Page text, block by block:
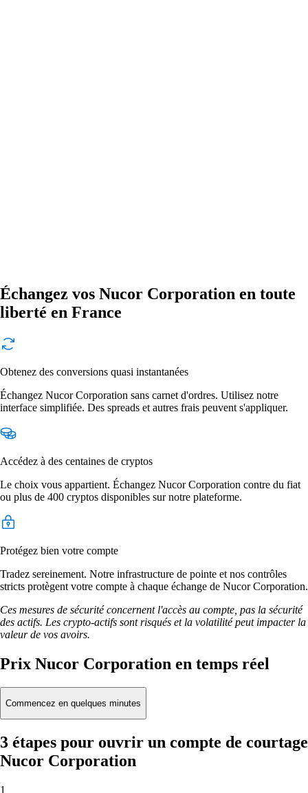
Échangez vos Nucor Corporation en toute
liberté en France
Obtenez des conversions quasi instantanées
Échangez Nucor Corporation sans carnet d'ordres. Utilisez notre
interface simplifiée. Des spreads et autres frais peuvent s'appliquer.
Accédez à des centaines de cryptos
Le choix vous appartient. Échangez Nucor Corporation contre du fiat
ou plus de 400 cryptos disponibles sur notre plateforme.
Protégez bien votre compte
Tradez sereinement. Notre infrastructure de pointe et nos contrôles
stricts protègent votre compte à chaque échange de Nucor Corporation.
Ces mesures de sécurité concernent l'accès au compte, pas la sécurité
des actifs. Les crypto-actifs sont risqués et la volatilité peut impacter la
valeur de vos avoirs.
Prix Nucor Corporation en temps réel
Commencez en quelques minutes
3 étapes pour ouvrir un compte de courtage
Nucor Corporation
1